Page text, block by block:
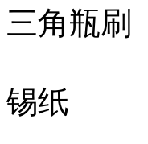
三角瓶刷
锡纸